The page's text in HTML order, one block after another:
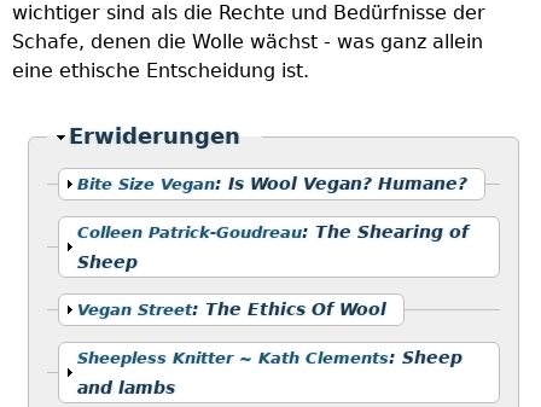
wichtiger sind als die Rechte und Bedürfnisse der
Schafe, denen die Wolle wächst - was ganz allein
eine ethische Entscheidung ist.
Ausblenden
Erwiderungen
Anzeigen
Bite Size Vegan:Is Wool Vegan? Humane?
Anzeigen
Colleen Patrick-Goudreau:The Shearing of
Sheep
Anzeigen
Vegan Street:The Ethics Of Wool
Anzeigen
Sheepless Knitter ~ Kath Clements:Sheep
and lambs